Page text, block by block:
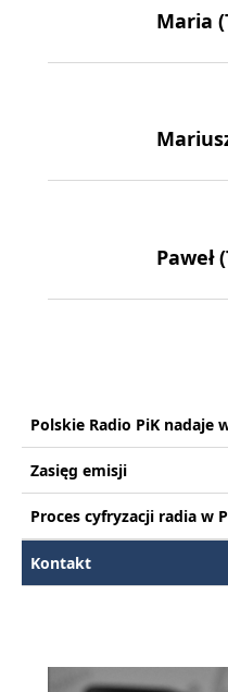
Maria
Paweł
Polskie Radio PiK nadaje
Zasięg emisji
Proces cyfryzacji radia w
Kontakt